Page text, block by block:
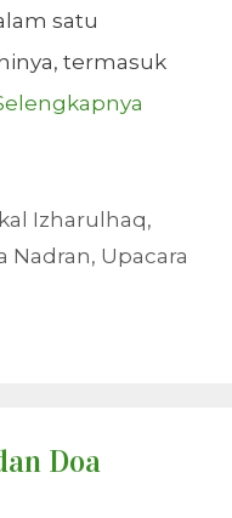
satu
termasuk
Izharulhaq,
Nadran, Upacara
Doa